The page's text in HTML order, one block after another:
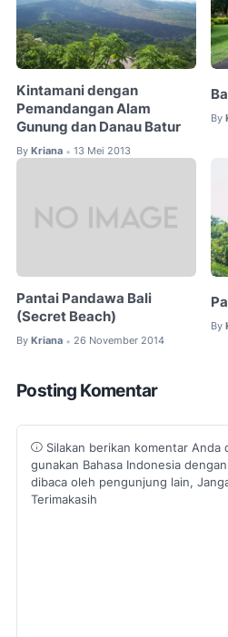
Kintamani dengan
Pemandangan Alam
Gunung dan Danau Batur
By Kriana • 13 Mei 2013
By
Pantai Pandawa Bali
(Secret Beach)
By Kriana • 26 November 2014
By
Posting Komentar
Silakan berikan komentar Anda
gunakan Bahasa Indonesia
dibaca oleh pengunjung lain,
Terimakasih